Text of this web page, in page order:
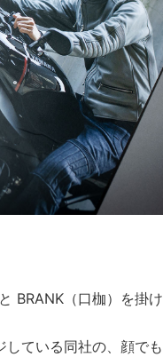
BRANK（口枷）を掛
ている同社の、顔で